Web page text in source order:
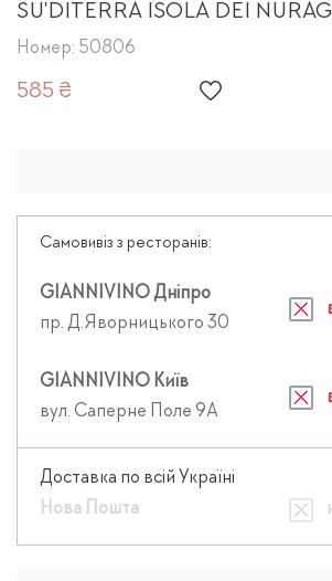
SU'DITERRA ISOLA DEI
Номер: 50806
585 ₴
Самовивіз з ресторанів:
GIANNIVINO Дніпро
пр. Д.Яворницького 30
GIANNIVINO Київ
вул. Саперне Поле 9А
Доставка по всій Україні
Нова Пошта